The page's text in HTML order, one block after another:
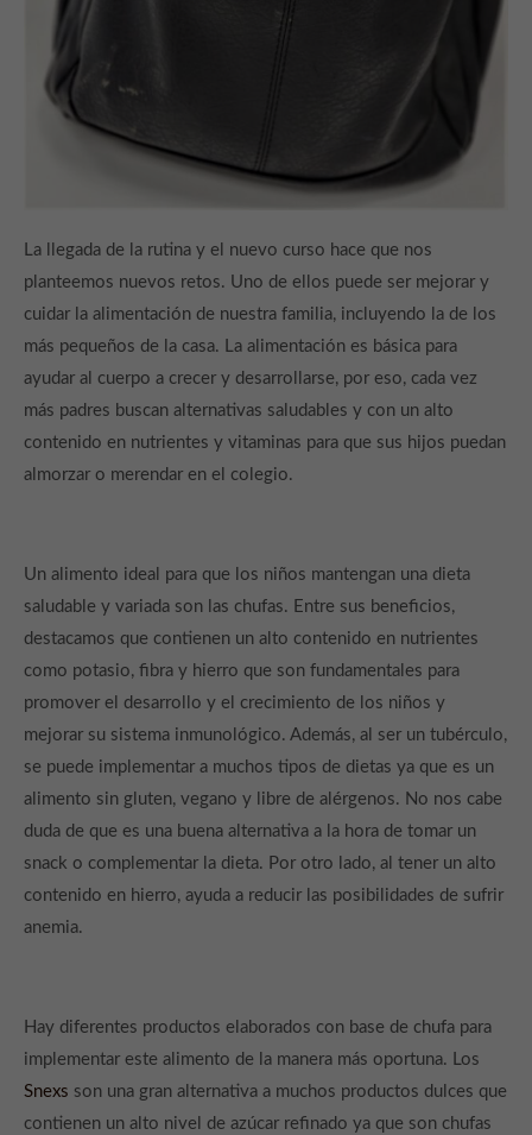
376-293 City Road, Suite 600
+44 1234 567 890
About us
Lorem ipsum dolor sit amet, consectetuer adipiscing elit.
Aenean commodo ligula eget dolor. Aenean massa. Cum
sociis natoque penatibus et magnis dis parturient montes,
nascetur ridiculus mus. Donec quam felis, ultricies nec.
La llegada de la rutina y el nuevo curso hace que nos
planteemos nuevos retos. Uno de ellos puede ser mejorar y
cuidar la alimentación de nuestra familia, incluyendo la de los
más pequeños de la casa. La alimentación es básica para
ayudar al cuerpo a crecer y desarrollarse, por eso, cada vez
más padres buscan alternativas saludables y con un alto
contenido en nutrientes y vitaminas para que sus hijos puedan
almorzar o merendar en el colegio.
Un alimento ideal para que los niños mantengan una dieta
saludable y variada son las chufas. Entre sus beneficios,
destacamos que contienen un alto contenido en nutrientes
como potasio, fibra y hierro que son fundamentales para
promover el desarrollo y el crecimiento de los niños y
mejorar su sistema inmunológico. Además, al ser un tubérculo,
se puede implementar a muchos tipos de dietas ya que es un
alimento sin gluten, vegano y libre de alérgenos. No nos cabe
duda de que es una buena alternativa a la hora de tomar un
snack o complementar la dieta. Por otro lado, al tener un alto
contenido en hierro, ayuda a reducir las posibilidades de sufrir
anemia.
Hay diferentes productos elaborados con base de chufa para
implementar este alimento de la manera más oportuna. Los
Snexs son una gran alternativa a muchos productos dulces que
contienen un alto nivel de azúcar refinado ya que son chufas